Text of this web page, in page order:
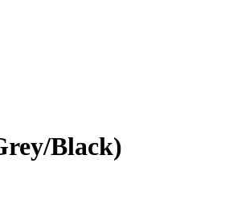
Black)